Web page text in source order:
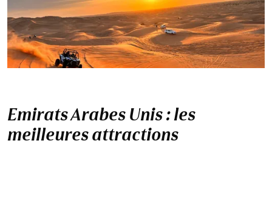
Emirats Arabes Unis : les
meilleures attractions